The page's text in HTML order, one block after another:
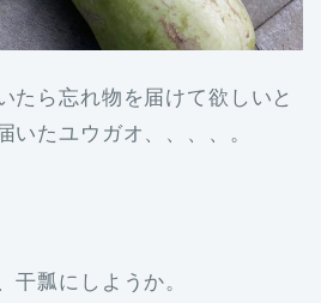
たら忘れ物を届けて欲しいと
いたユウガオ、、、、。
干瓢にしようか。